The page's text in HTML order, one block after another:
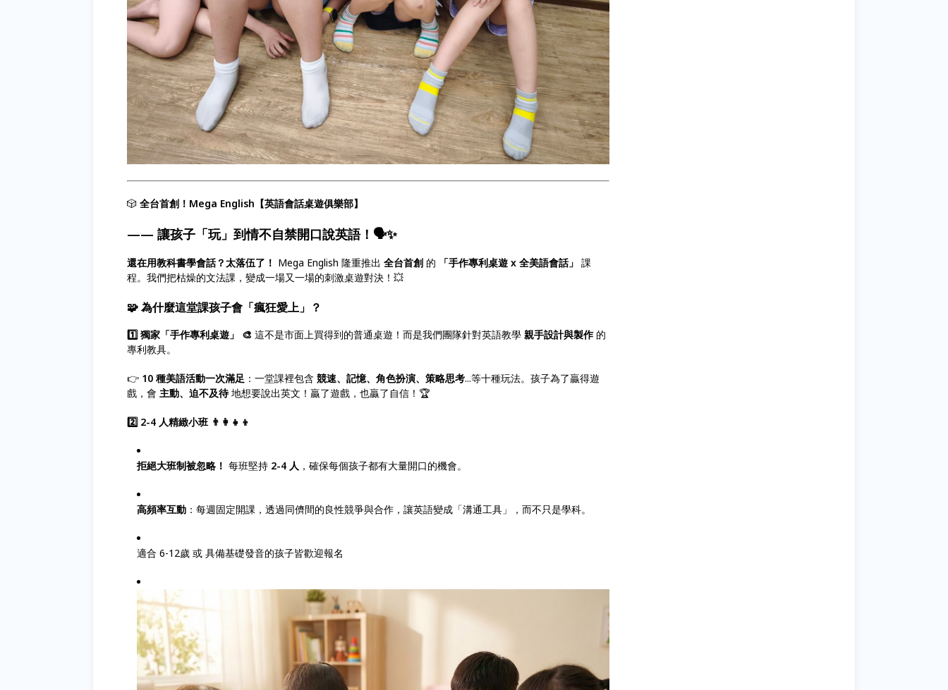
🎲 全台首創！Mega English【英語會話桌遊俱樂部】
—— 讓孩子「玩」到情不自禁開口說英語！🗣️✨
還在用教科書學會話？太落伍了！ Mega English 隆重推出 全台首創 的 「手作專利桌遊 x 全美語會話」 課
程。我們把枯燥的文法課，變成一場又一場的刺激桌遊對決！💥
🧩為什麼這堂課孩子會「瘋狂愛上」？
1️⃣ 獨家「手作專利桌遊」 🎨 這不是市面上買得到的普通桌遊！而是我們團隊針對英語教學 親手設計與製作的
專利教具。
👉 10 種美語活動一次滿足 ：一堂課裡包含 競速、記憶、角色扮演、策略思考...等十種玩法。孩子為了贏得遊
戲，會 主動、迫不及待地想要說出英文！贏了遊戲，也贏了自信！🏆
2️⃣ 2-4 人精緻小班 👨‍👩‍👧‍👦
拒絕大班制被忽略！ 每班堅持 2-4 人 ，確保每個孩子都有大量開口的機會。
高頻率互動 ：每週固定開課，透過同儕間的良性競爭與合作，讓英語變成「溝通工具」，而不只是學科。
適合 6-12歲 或 具備基礎發音的孩子皆歡迎報名